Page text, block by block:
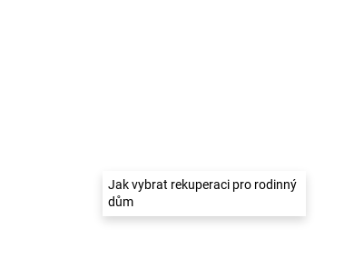
Jak vybrat rekuperaci pro rodinný
dům